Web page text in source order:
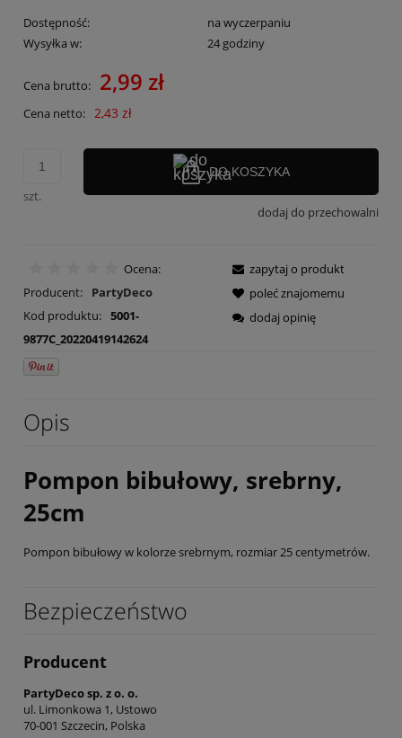
Dostępność:
na wyczerpaniu
Wysyłka w:
24 godziny
Cena brutto: 2,99 zł
Cena netto: 2,43 zł
szt.
DO KOSZYKA
dodaj do przechowalni
Ocena:
Producent:
PartyDeco
Kod produktu: 5001-
9877C_20220419142624
zapytaj o produkt
poleć znajomemu
dodaj opinię
Opis
Pompon bibułowy, srebrny,
25cm
Pompon bibułowy w kolorze srebrnym, rozmiar 25 centymetrów.
Bezpieczeństwo
Producent
PartyDeco sp. z o. o.
ul. Limonkowa 1, Ustowo
70-001 Szczecin, Polska